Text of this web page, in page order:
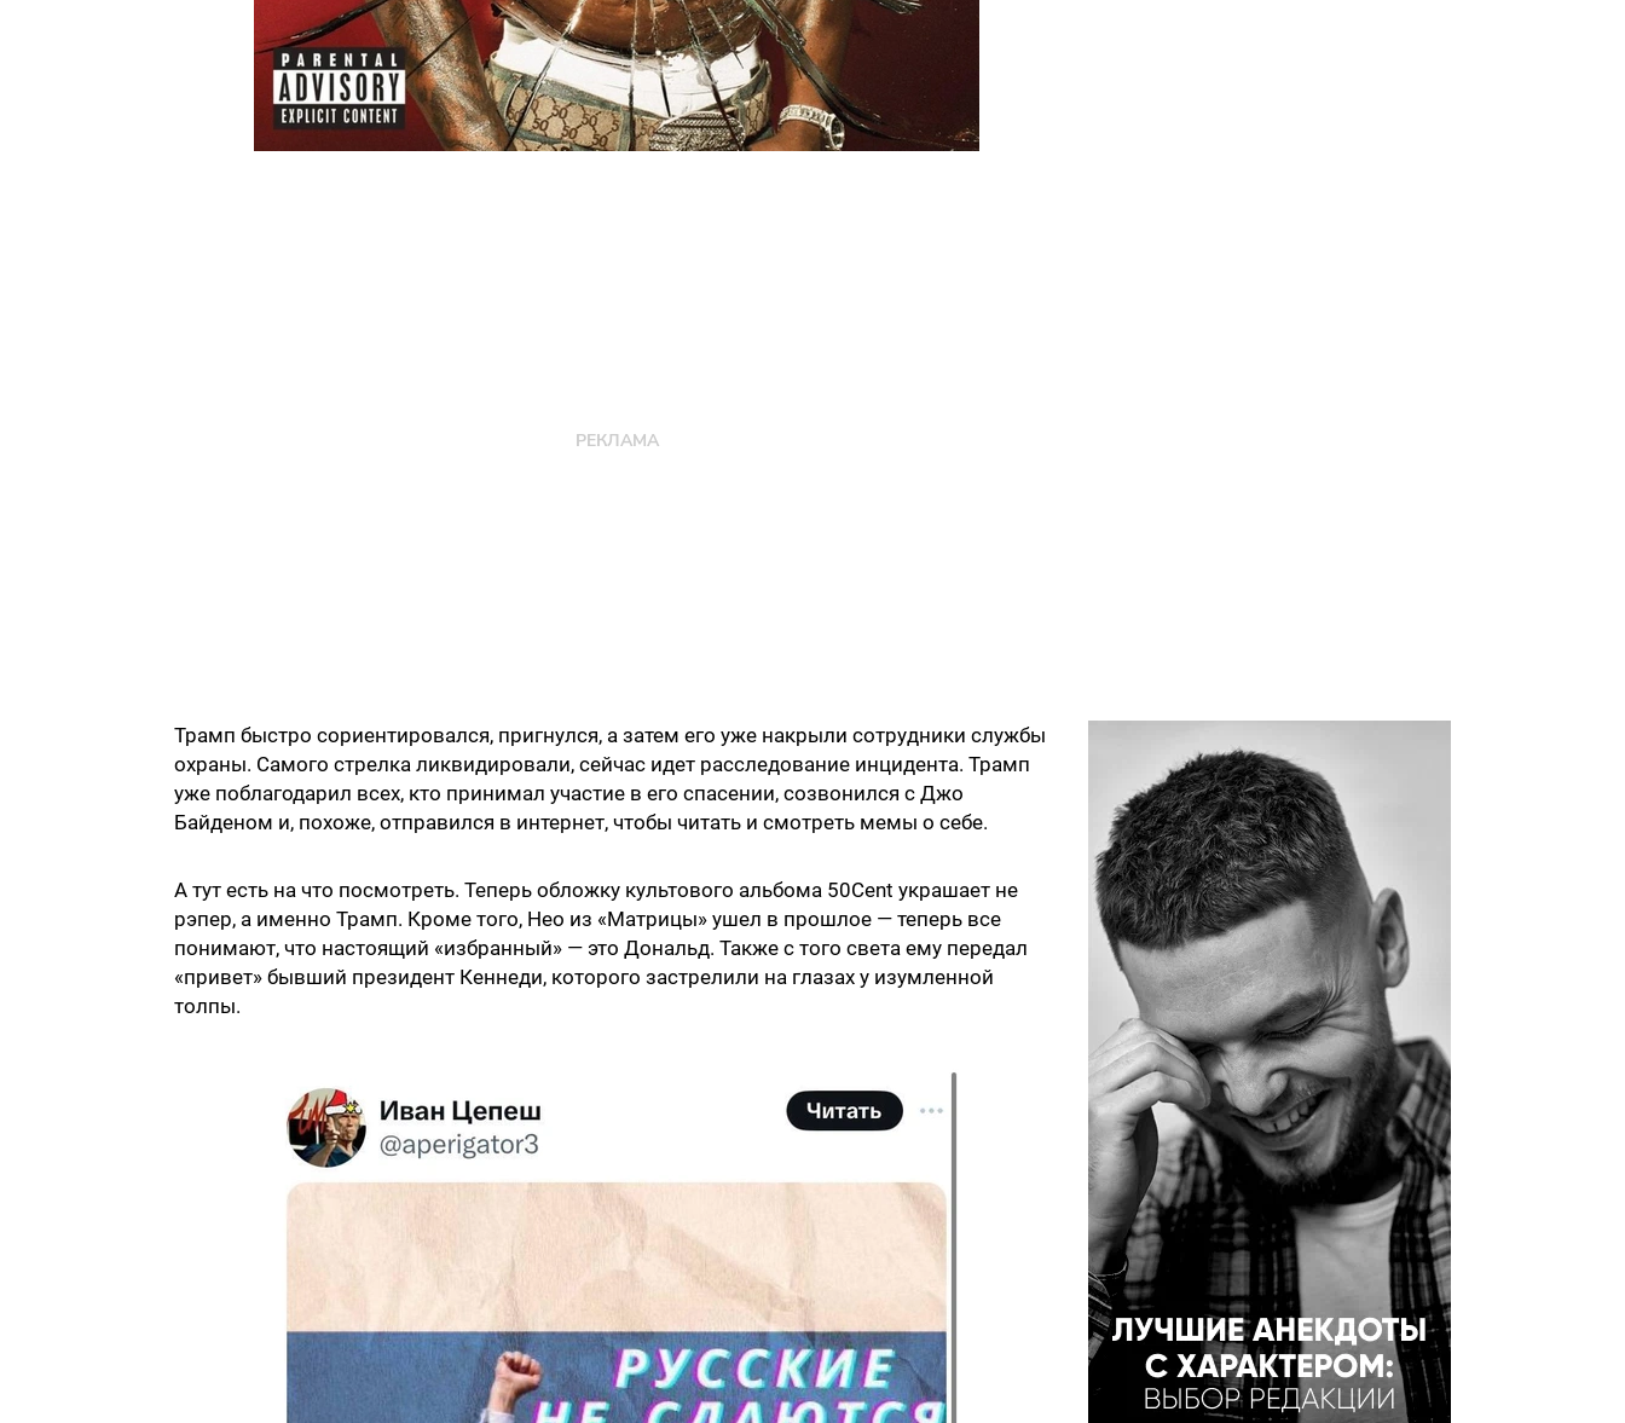
Трамп быстро сориентировался, пригнулся, а затем его уже накрыли сотрудники службы
охраны. Самого стрелка ликвидировали, сейчас идет расследование инцидента. Трамп
уже поблагодарил всех, кто принимал участие в его спасении, созвонился с Джо
Байденом и, похоже, отправился в интернет, чтобы читать и смотреть мемы о себе.
А тут есть на что посмотреть. Теперь обложку культового альбома 50Cent украшает не
рэпер, а именно Трамп. Кроме того, Нео из «Матрицы» ушел в прошлое — теперь все
понимают, что настоящий «избранный» — это Дональд. Также с того света ему передал
«привет» бывший президент Кеннеди, которого застрелили на глазах у изумленной
толпы.